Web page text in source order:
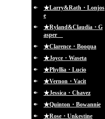
★Larry&Rath・Lonjos
e
★Ryland&Claudia・G
asper
★Clarence・Booqua
★Joyce・Waseta
★Phyllia・Lucio
★Vernon・Vacit
★Jessica・Chavez
★Quinton・Bowannie
★Rose・Unkestine